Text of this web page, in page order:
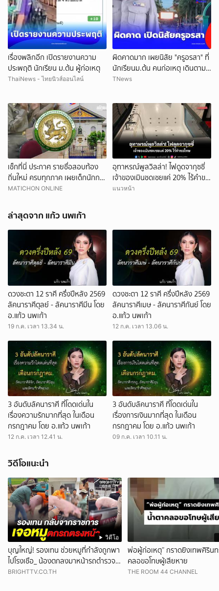
เรื่องพลิกอีก เปิดรายงานความ
ประพฤติ นักเรียน ม.ต้น ผู้ก่อเหตุ
ThaiNews - ไทยนิวส์ออนไลน์
ผิดคาดมาก เผยนิสัย "ครูอรสา" ที่
นักเรียนม.ต้น คนก่อเหตุ เดินตาม
หา
TNews
เช็กที่นี่ ประกาศ รายชื่อสอบท้อง
ถิ่นใหม่ ครบทุกภาค เผยเด็กนักการ
เมืองดังหลุดอื้อ
MATICHON ONLINE
อุทาหรณ์พูลวิลล่า! ไฟดูดจากุซซี่
เจ้าของเมินชดเชยแค่ 20% ไร้คำขอ
โทษ
แนวหน้า
ล่าสุดจาก แก้ว นพเก้า
ดวงชะตา 12 ราศี ครึ่งปีหลัง 2569
ลัคนาราศีตุลย์ - ลัคนาราศีมีน โดย
อ.แก้ว นพเก้า
19 ก.ค. เวลา 13.34 น.
ดวงชะตา 12 ราศี ครึ่งปีหลัง 2569
ลัคนาราศีเมษ - ลัคนาราศีกันย์ โดย
อ.แก้ว นพเก้า
12 ก.ค. เวลา 13.06 น.
3 อันดับลัคนาราศี ที่โดดเด่นใน
เรื่องความรักมากที่สุด ในเดือน
กรกฎาคม โดย อ.แก้ว นพเก้า
12 ก.ค. เวลา 12.41 น.
3 อันดับลัคนาราศี ที่โดดเด่นใน
เรื่องการเงินมากที่สุด ในเดือน
กรกฎาคม โดย อ.แก้ว นพเก้า
09 ก.ค. เวลา 10.11 น.
วิดีโอแนะนำ
วิดีโอ
บุญใหญ่! รองเทน ช่วยหมูที่กำลังถูกพา
ไปโรงเชือ_ น้องตกลงมาหน้ารถตำรวจ
พอดี
BRIGHTTV.CO.TH
พ่อผู้ก่อเหตุ” กราดยิงเทพศิริน
คลอขอโทษผู้เสียหาย
THE ROOM 44 CHANNEL
ยกเลิก